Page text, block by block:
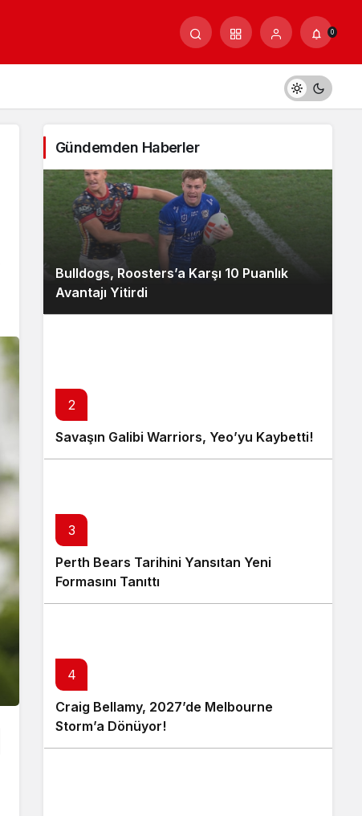
0
Gündemden Haberler
Bulldogs, Roosters’a Karşı 10 Puanlık
Avantajı Yitirdi
2
Savaşın Galibi Warriors, Yeo’yu Kaybetti!
3
Perth Bears Tarihini Yansıtan Yeni
Formasını Tanıttı
4
Craig Bellamy, 2027’de Melbourne
Storm’a Dönüyor!